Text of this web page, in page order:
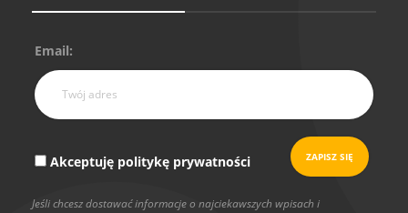
Email:
Akceptuję politykę prywatności
Jeśli chcesz dostawać informacje o najciekawszych wpisach i